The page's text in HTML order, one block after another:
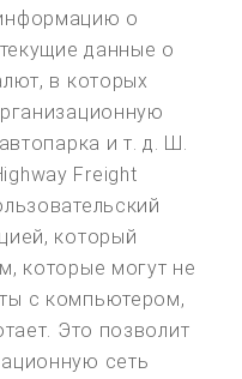
о
данные о
в которых
и т. д. Ш.
Freight
который
которые могут не
с компьютером,
Это позволит
сеть